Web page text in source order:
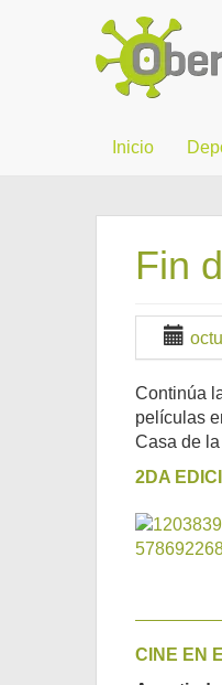
Inicio
Fin
Continúa
películas
Casa de
2DA
CINE EN